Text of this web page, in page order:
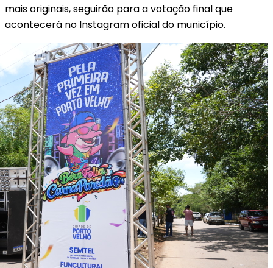
mais originais, seguirão para a votação final que
acontecerá no Instagram oficial do município.